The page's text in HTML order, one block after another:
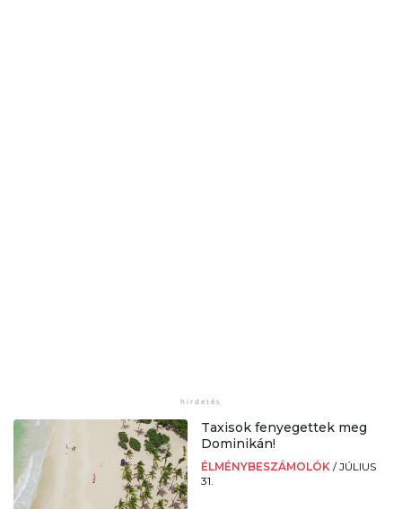
Taxisok fenyegettek meg
Dominikán!
ÉLMÉNYBESZÁMOLÓK /JÚLIUS
31.